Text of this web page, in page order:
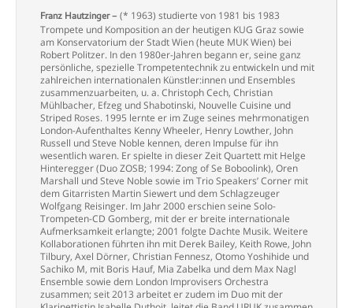
Franz Hautzinger – (* 1963) studierte von 1981 bis 1983
Trompete und Komposition an der heutigen KUG Graz sowie
am Konservatorium der Stadt Wien (heute MUK Wien) bei
Robert Politzer. In den 1980er-Jahren begann er, seine ganz
persönliche, spezielle Trompetentechnik zu entwickeln und mit
zahlreichen internationalen Künstler:innen und Ensembles
zusammenzuarbeiten, u. a. Christoph Cech, Christian
Mühlbacher, Efzeg und Shabotinski, Nouvelle Cuisine und
Striped Roses. 1995 lernte er im Zuge seines mehrmonatigen
London-Aufenthaltes Kenny Wheeler, Henry Lowther, John
Russell und Steve Noble kennen, deren Impulse für ihn
wesentlich waren. Er spielte in dieser Zeit Quartett mit Helge
Hinteregger (Duo ZOSB; 1994: Zong of Se Boboolink), Oren
Marshall und Steve Noble sowie im Trio Speakers’ Corner mit
dem Gitarristen Martin Siewert und dem Schlagzeuger
Wolfgang Reisinger. Im Jahr 2000 erschien seine Solo-
Trompeten-CD Gomberg, mit der er breite internationale
Aufmerksamkeit erlangte; 2001 folgte Dachte Musik. Weitere
Kollaborationen führten ihn mit Derek Bailey, Keith Rowe, John
Tilbury, Axel Dörner, Christian Fennesz, Otomo Yoshihide und
Sachiko M, mit Boris Hauf, Mia Zabelka und dem Max Nagl
Ensemble sowie dem London Improvisers Orchestra
zusammen; seit 2013 arbeitet er zudem im Duo mit der